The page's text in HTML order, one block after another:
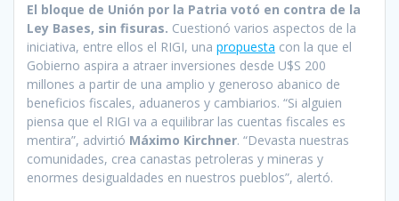
El bloque de Unión por la Patria votó en contra de la
Ley Bases, sin fisuras. Cuestionó varios aspectos de la
iniciativa, entre ellos el RIGI, una propuesta con la que el
Gobierno aspira a atraer inversiones desde U$S 200
millones a partir de una amplio y generoso abanico de
beneficios fiscales, aduaneros y cambiarios. “Si alguien
piensa que el RIGI va a equilibrar las cuentas fiscales es
mentira”, advirtió Máximo Kirchner. “Devasta nuestras
comunidades, crea canastas petroleras y mineras y
enormes desigualdades en nuestros pueblos”, alertó.